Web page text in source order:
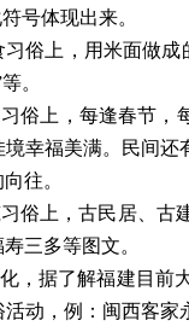
号体现出来。
习俗上，用米面做成
。
俗上，每逢春节，
幸福美满。民间还
往。
俗上，古民居、古
三多等图文。
，据了解福建目前
动，例：闽西客